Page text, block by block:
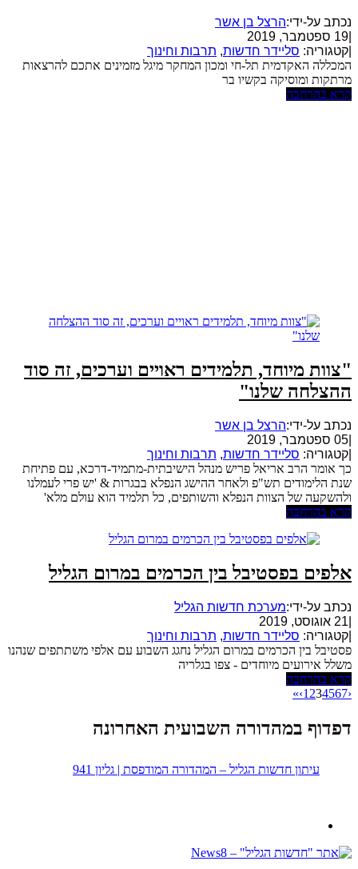
נכתב על-ידי:הרצל בן אשר
19 ספטמבר, 2019
קטגוריה: סליידר חדשות, תרבות וחינוך
המכללה האקדמית תל-חי ומכון המחקר מיגל מזמינים אתכם להרצאות
מרתקות ומוסיקה בקשיו בר
קרא בהרחבה
"צוות מיוחד, תלמידים ראויים וערכים, זה סוד
ההצלחה שלנו"
נכתב על-ידי:הרצל בן אשר
05 ספטמבר, 2019
קטגוריה: סליידר חדשות, תרבות וחינוך
כך אומר הרב אריאל פריש מנהל הישיבתית-מתמיד-דרכא, עם פתיחת
שנת הלימודים תש"פ ולאחר ההישג הנפלא בבגרות & 'יש פרי לעמלנו
ולהשקעה של הצוות הנפלא והשותפים, כל תלמיד הוא עולם מלא'
קרא בהרחבה
אלפים בפסטיבל בין הכרמים במרום הגליל
נכתב על-ידי:מערכת חדשות הגליל
21 אוגוסט, 2019
קטגוריה: סליידר חדשות, תרבות וחינוך
פסטיבל בין הכרמים במרום הגליל נחגג השבוע עם אלפי משתתפים שנהנו
משלל אירועים מיוחדים - צפו בגלריה
קרא בהרחבה
‹
1 234567
›
»
דפדוף במהדורה השבועית האחרונה
עיתון חדשות הגליל – המהדורה המודפסת | גליון 941